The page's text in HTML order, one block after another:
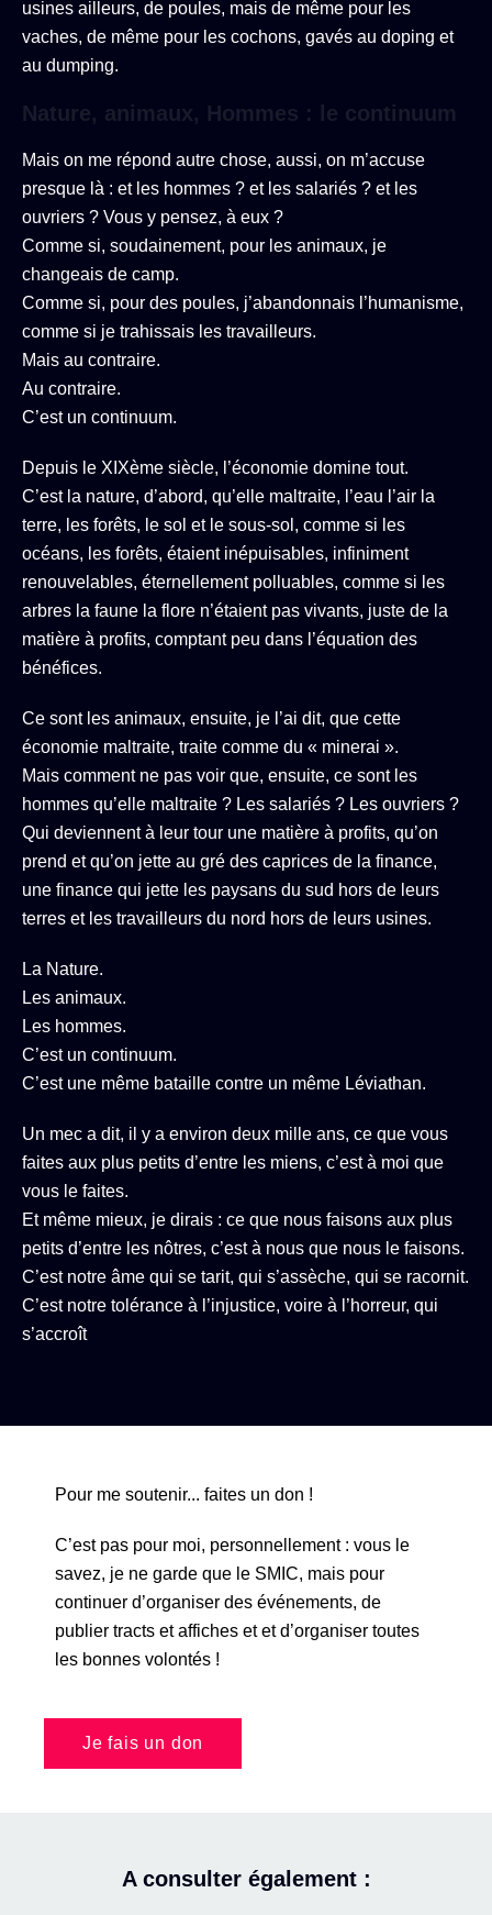
usines ailleurs, de poules, mais de même pour les
vaches, de même pour les cochons, gavés au doping et
au dumping.
Nature, animaux, Hommes : le continuum
Mais on me répond autre chose, aussi, on m’accuse
presque là : et les hommes ? et les salariés ? et les
ouvriers ? Vous y pensez, à eux ?
Comme si, soudainement, pour les animaux, je
changeais de camp.
Comme si, pour des poules, j’abandonnais l’humanisme,
comme si je trahissais les travailleurs.
Mais au contraire.
Au contraire.
C’est un continuum.
Depuis le XIXème siècle, l’économie domine tout.
C’est la nature, d’abord, qu’elle maltraite, l’eau l’air la
terre, les forêts, le sol et le sous-sol, comme si les
océans, les forêts, étaient inépuisables, infiniment
renouvelables, éternellement polluables, comme si les
arbres la faune la flore n’étaient pas vivants, juste de la
matière à profits, comptant peu dans l’équation des
bénéfices.
Ce sont les animaux, ensuite, je l’ai dit, que cette
économie maltraite, traite comme du « minerai ».
Mais comment ne pas voir que, ensuite, ce sont les
hommes qu’elle maltraite ? Les salariés ? Les ouvriers ?
Qui deviennent à leur tour une matière à profits, qu’on
prend et qu’on jette au gré des caprices de la finance,
une finance qui jette les paysans du sud hors de leurs
terres et les travailleurs du nord hors de leurs usines.
La Nature.
Les animaux.
Les hommes.
C’est un continuum.
C’est une même bataille contre un même Léviathan.
Un mec a dit, il y a environ deux mille ans, ce que vous
faites aux plus petits d’entre les miens, c’est à moi que
vous le faites.
Et même mieux, je dirais : ce que nous faisons aux plus
petits d’entre les nôtres, c’est à nous que nous le faisons.
C’est notre âme qui se tarit, qui s’assèche, qui se racornit.
C’est notre tolérance à l’injustice, voire à l’horreur, qui
s’accroît
Pour me soutenir... faites un don !
C’est pas pour moi, personnellement : vous le
savez, je ne garde que le SMIC, mais pour
continuer d’organiser des événements, de
publier tracts et affiches et et d’organiser toutes
les bonnes volontés !
Je fais un don
A consulter également :